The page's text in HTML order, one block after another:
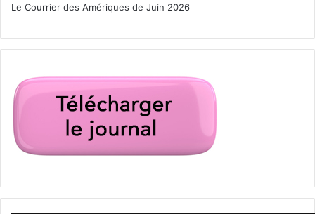
Le Courrier des Amériques de Juin 2026